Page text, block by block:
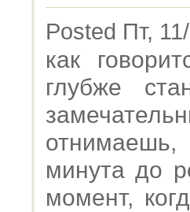
Posted Пт,
как
глубже
отнимаешь,
минута до
момент,